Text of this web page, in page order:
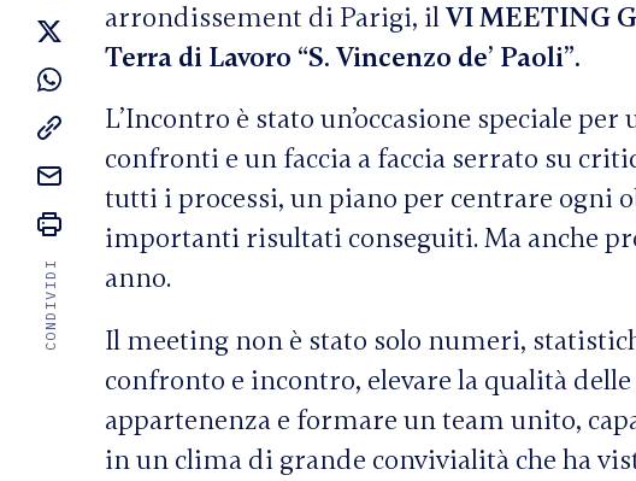
arrondissement di Parigi, ilVI MEETING
Terra di Lavoro “S. Vincenzo de’ Paoli”.
L’Incontro è stato un’occasione speciale
confronti e un faccia a faccia serrato su
tutti i processi, un piano per centrare ogni
importanti risultati conseguiti. Ma anche
anno.
Il meeting non è stato solo numeri,
confronto e incontro, elevare la qualità
appartenenza e formare un team unito,
in un clima di grande convivialità che ha
CONDIVIDI